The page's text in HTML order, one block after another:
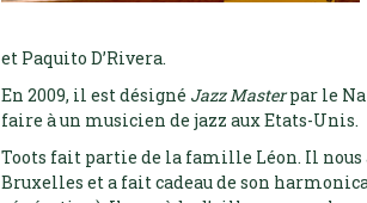
et Paquito D’Rivera.
En 2009, il est désigné Jazz Masterpar le
faire à un musicien de jazz aux Etats-Unis.
Toots fait partie de la famille Léon. Il nous
Bruxelles et a fait cadeau de son